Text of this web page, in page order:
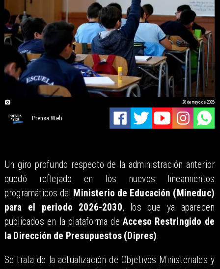
Prensa Web
28 de mayo de 2026
Un giro profundo respecto de la administración anterior
quedó reflejado en los nuevos lineamientos
programáticos del Ministerio de Educación (Mineduc)
para el periodo 2026-2030, los que ya aparecen
publicados en la plataforma deAcceso Restringido de
la Dirección de Presupuestos (Dipres).
Se trata de la actualización de Objetivos Ministeriales y